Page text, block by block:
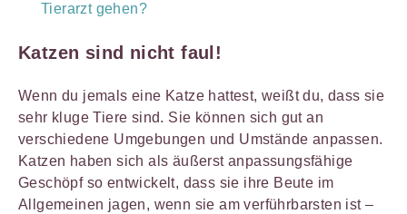
Tierarzt gehen?
Katzen sind nicht faul!
Wenn du jemals eine Katze hattest, weißt du, dass sie
sehr kluge Tiere sind. Sie können sich gut an
verschiedene Umgebungen und Umstände anpassen.
Katzen haben sich als äußerst anpassungsfähige
Geschöpf so entwickelt, dass sie ihre Beute im
Allgemeinen jagen, wenn sie am verführbarsten ist –